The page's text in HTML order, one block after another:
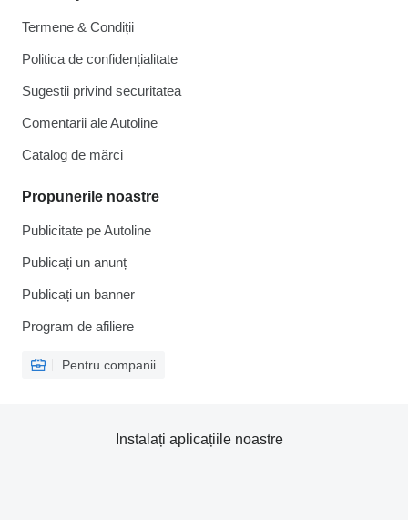
Termene & Condiții
Politica de confidențialitate
Sugestii privind securitatea
Comentarii ale Autoline
Catalog de mărcі
Propunerile noastre
Publicitate pe Autoline
Publicați un anunț
Publicați un banner
Program de afiliere
Pentru companii
Instalați aplicațiile noastre